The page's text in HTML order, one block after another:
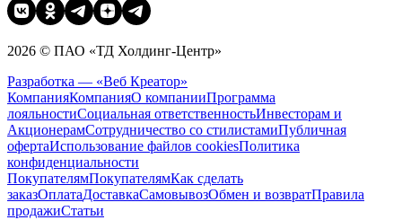
2026 © ПАО «ТД Холдинг-Центр»
Разработка — «Веб Креатор»
КомпанияКомпанияО компанииПрограмма
лояльностиСоциальная ответственностьИнвесторам и
АкционерамСотрудничество со стилистамиПубличная
офертаИспользование файлов cookiesПолитика
конфиденциальности
ПокупателямПокупателямКак сделать
заказОплатаДоставкаCамовывозОбмен и возвратПравила
продажиСтатьи